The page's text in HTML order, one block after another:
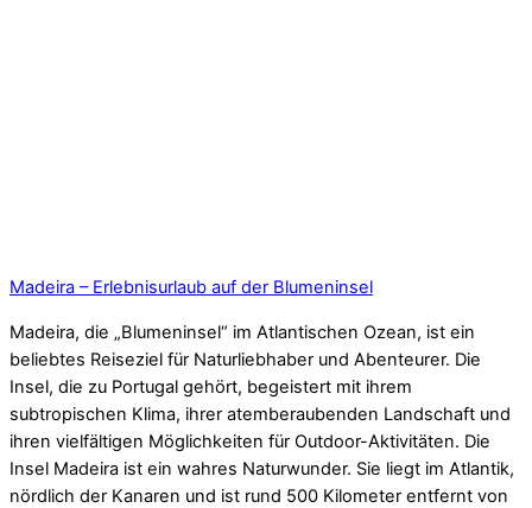
Madeira – Erlebnisurlaub auf der Blumeninsel
Madeira, die „Blumeninsel“ im Atlantischen Ozean, ist ein
beliebtes Reiseziel für Naturliebhaber und Abenteurer. Die
Insel, die zu Portugal gehört, begeistert mit ihrem
subtropischen Klima, ihrer atemberaubenden Landschaft und
ihren vielfältigen Möglichkeiten für Outdoor-Aktivitäten. Die
Insel Madeira ist ein wahres Naturwunder. Sie liegt im Atlantik,
nördlich der Kanaren und ist rund 500 Kilometer entfernt von